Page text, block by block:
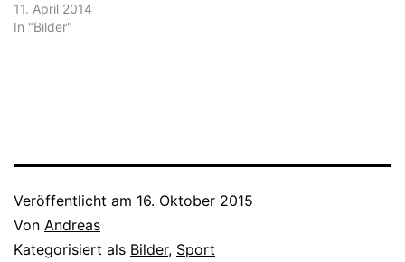
Kunstrasenplatz für
Training und Spiele.
11. April 2014
In "Bilder"
Veröffentlicht am 16. Oktober 2015
Von Andreas
Kategorisiert als Bilder, Sport